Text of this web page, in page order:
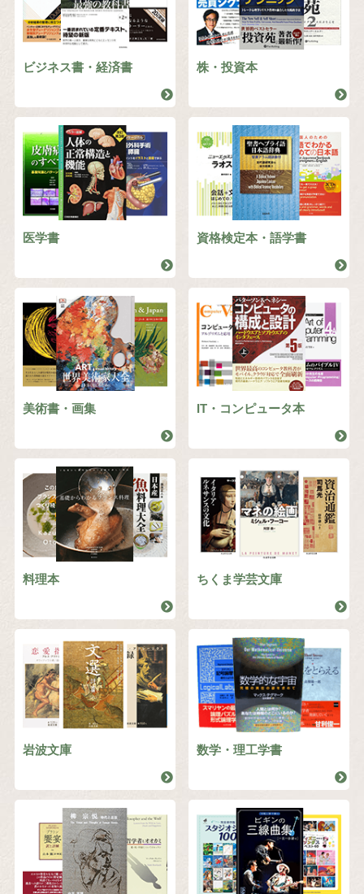
ビジネス書・経済書 株・投資本
医学書 資格検定本・語学書
美術書・画集 IT・コンピュータ本
料理本 ちくま学芸文庫
岩波文庫 数学・理工学書